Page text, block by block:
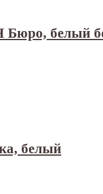
белый
белый